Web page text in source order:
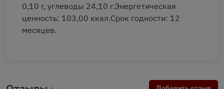
0,10 г, углеводы 24,10 г.Энергетическая
ценность: 103,00 ккал.Срок годности: 12
месяцев.